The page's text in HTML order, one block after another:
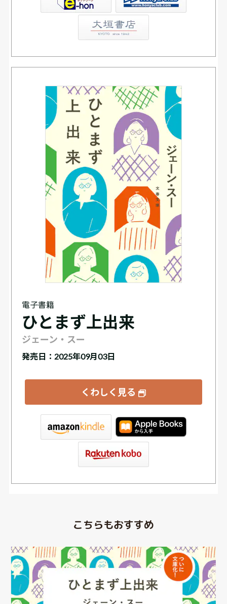
電子書籍
ひとまず上出来
ジェーン・スー
発売日：2025年09月03日
くわしく見る
こちらもおすすめ